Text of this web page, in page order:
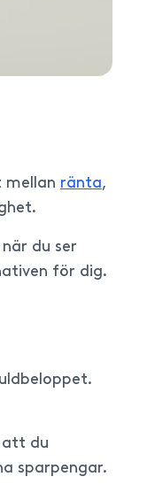
mellan ränta,
du ser
för dig.
att du
sparpengar.